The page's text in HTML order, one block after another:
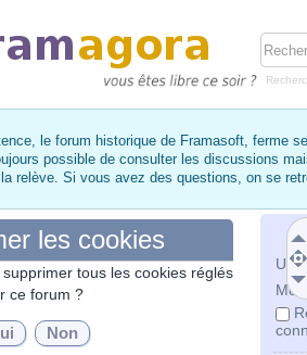
le forum historique de Framasoft, ferme
possible de consulter les discussions
relève. Si vous avez des questions, on se
Mot
les cookies
tous les cookies réglés
ce forum ?